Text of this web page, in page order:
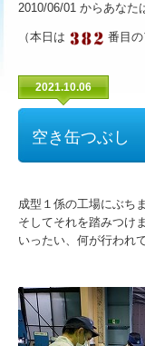
2010/06/01 からあなた
（本日は 番目
2021.10.06
空き缶つぶし
成型１係の工場にぶち
そしてそれを踏みつけ
いったい、何が行われ